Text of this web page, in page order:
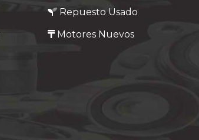
Repuesto Usado
Motores Nuevos